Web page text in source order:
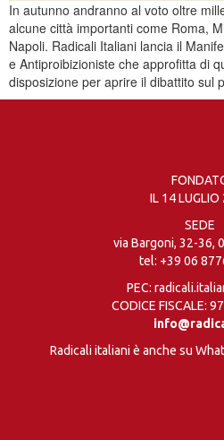
In autunno andranno al voto oltre
alcune città importanti come Roma,
Napoli. Radicali Italiani lancia il
e Antiproibizioniste che approfitta di
disposizione per aprire il dibattito sul
IL 14 LUGLIO
SEDE
via Bargoni, 32-36,
tel: +39 06
PEC:
CODICE FISCALE:
Radicali italiani è anche su